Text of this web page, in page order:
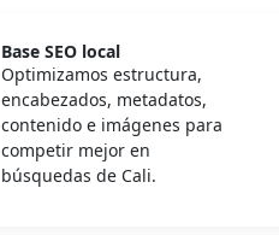
Base SEO local
Optimizamos estructura,
encabezados, metadatos,
contenido e imágenes para
competir mejor en
búsquedas de Cali.